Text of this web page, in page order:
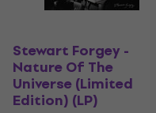
Stewart Forgey -
Nature Of The
Universe (Limited
Edition) (LP)